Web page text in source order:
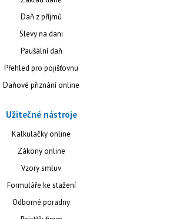
Daň z příjmů
Slevy na dani
Paušální daň
Přehled pro pojišťovnu
Daňové přiznání online
Užitečné nástroje
Kalkulačky online
Zákony online
Vzory smluv
Formuláře ke stažení
Odborné poradny